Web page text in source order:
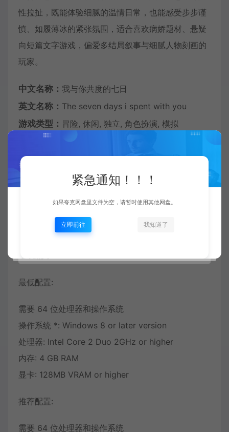
性拉扯，既能体验细腻的温情日常，也能感受步步谨
慎、如履薄冰的紧张氛围，适合喜欢病娇题材、悬疑
向短篇文字游戏，偏爱多结局叙事与细腻人物刻画的
玩家。
中文名称： 我与你共度的七日
英文名称： The seven days i spent with you
游戏类型： 冒险, 休闲, 独立, 角色扮演, 模拟
开发公司：
RErevue_studio
发行公司：LoveStoryProject
LSP恋爱游戏
https://store.steampowered.com/app/3946810/
最低配置:
需要 64 位处理器和操作系统
操作系统 *: Windows 8 or later version
处理器: Intel Core 2 Duo 2GHz or higher
内存: 4 GB RAM
显卡: 128MB VRAM or higher
推荐配置:
需要 64 位处理器和操作系统
紧急通知！！！
如果夸克网盘里文件为空，请暂时使用其他网盘。
立即前往 我知道了